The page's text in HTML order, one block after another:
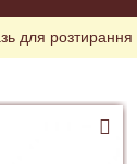
для розтирання